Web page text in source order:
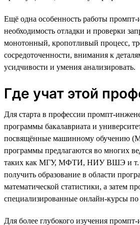
Ещё одна особенность работы
необходимость отладки и проверки
монотонный, кропотливый процесс,
сосредоточенности, внимания к
усидчивости и умения анализировать.
Где учат этой
Для старта в профессии промпт-
программы бакалавриата и
посвящённые машинному обучению
программы предлагаются во многих
таких как МГУ, МФТИ, НИУ ВШЭ и т.
получить образование в области
математической статистики, а затем
специализированные онлайн-курсы
Для более глубокого изучения